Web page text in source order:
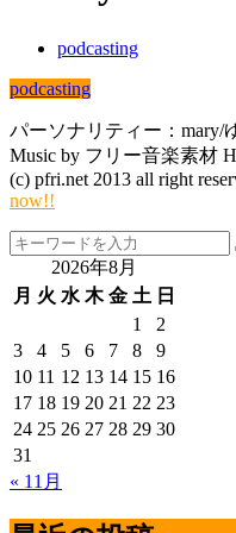
podcasting
podcasting
パーソナリティー：mary/
Music by フリー音楽素材
(c) pfri.net 2013 all right
now!!
2026年8月
月 火 水 木 金 土 日
1
2
3
4 5 6 7 8
9
10 11 12 13 14 15 16
17 18 19 20 21 22 23
24 25 26 27 28 29 30
31
« 11月